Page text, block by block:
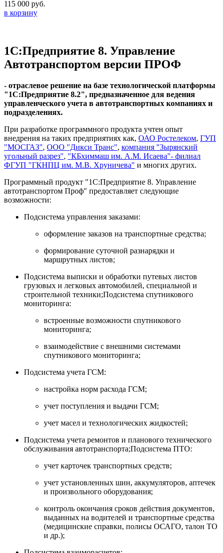
115 000 руб.
в корзину
1С:Предприятие 8. Управление
Автотранспортом версии ПРОФ
- отраслевое решение на базе технологической платформы
"1С:Предприятие 8.2", предназначенное для ведения
управленческого учета в автотранспортных компаниях и
подразделениях.
При разработке программного продукта учтен опыт
внедрения на таких предприятиях как, ОАО Ростелеком, ГУП
"МОСГАЗ", ООО "Дикси Транс", компания "Зырянский
угольный разрез", "КБхиммаш им. А.М. Исаева"- филиал
ФГУП "ГКНПЦ им. М.В. Хруничева" и многих других.
Программный продукт "1С:Предприятие 8. Управление
автотранспортом Проф" предоставляет следующие
возможности:
Подсистема управления заказами:
оформление заказов на транспортные средства;
формирование суточной разнарядки и
маршрутных листов;
Подсистема выписки и обработки путевых листов
грузовых и легковых автомобилей, специальной и
строительной техники;Подсистема спутникового
мониторинга:
встроенные возможности спутникового
мониторинга;
взаимодействие с внешними системами
спутникового мониторинга;
Подсистема учета ГСМ:
настройка норм расхода ГСМ;
учет поступления и выдачи ГСМ;
учет масел и технологических жидкостей;
Подсистема учета ремонтов и планового технического
обслуживания автотранспорта;Подсистема ПТО:
учет карточек транспортных средств;
учет установленных шин, аккумуляторов, аптечек
и произвольного оборудования;
контроль окончания сроков действия документов,
выданных на водителей и транспортные средства
(медицинские справки, полисы ОСАГО, талон ТО
и др.);